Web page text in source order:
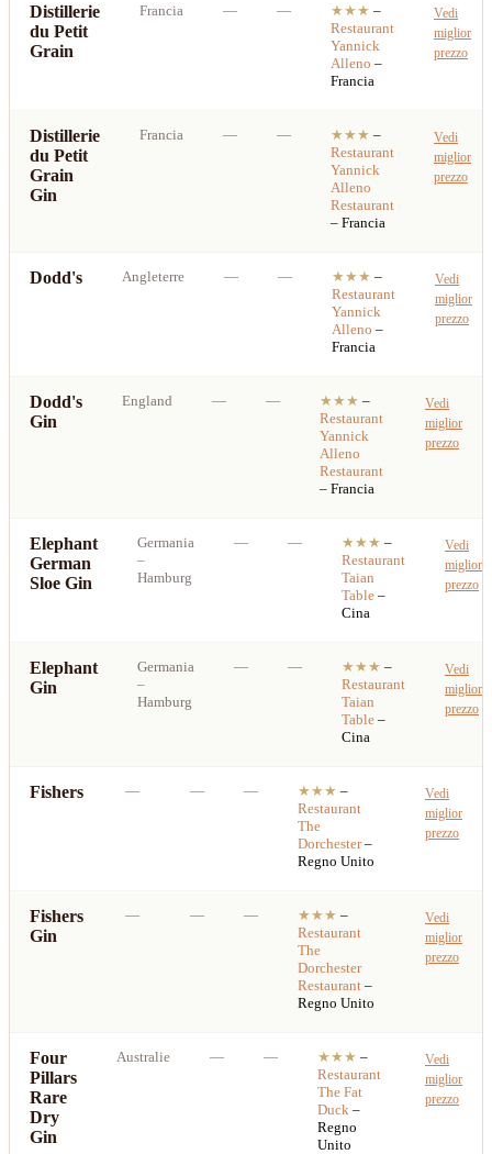
Distillerie
du Petit
Grain
Francia — — ★★★ –
Restaurant
Yannick
Alleno –
Francia
Vedi
miglior
prezzo
Distillerie
du Petit
Grain
Gin
Francia — — ★★★ –
Restaurant
Yannick
Alleno
Restaurant
– Francia
Vedi
miglior
prezzo
Dodd's Angleterre — — ★★★ –
Restaurant
Yannick
Alleno –
Francia
Vedi
miglior
prezzo
Dodd's
Gin
England — — ★★★ –
Restaurant
Yannick
Alleno
Restaurant
– Francia
Vedi
miglior
prezzo
Elephant
German
Sloe Gin
Germania
–
Hamburg
— — ★★★ –
Restaurant
Taian
Table –
Cina
Vedi
miglior
prezzo
Elephant
Gin
Germania
–
Hamburg
— — ★★★ –
Restaurant
Taian
Table –
Cina
Vedi
miglior
prezzo
Fishers — — — ★★★ –
Restaurant
The
Dorchester–
Regno Unito
Vedi
miglior
prezzo
Fishers
Gin
— — — ★★★ –
Restaurant
The
Dorchester
Restaurant–
Regno Unito
Vedi
miglior
prezzo
Four
Pillars
Rare
Dry
Gin
Australie — — ★★★ –
Restaurant
The Fat
Duck –
Regno
Unito
Vedi
miglior
prezzo